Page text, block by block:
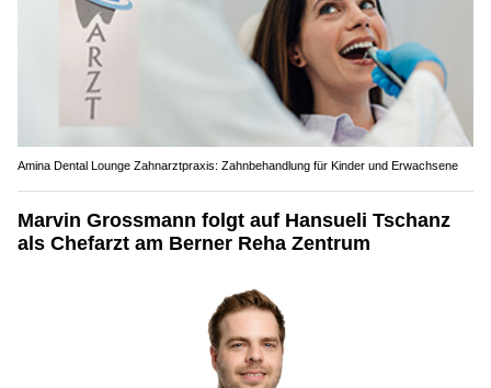
Amina Dental Lounge Zahnarztpraxis: Zahnbehandlung für Kinder und Erwachsene
Marvin Grossmann folgt auf Hansueli Tschanz
als Chefarzt am Berner Reha Zentrum